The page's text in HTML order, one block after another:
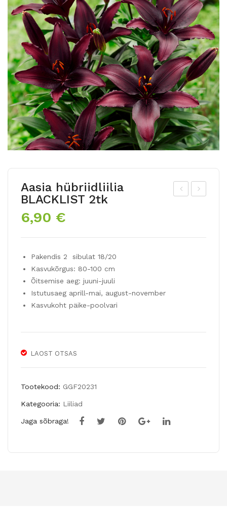
NA
3tk
Aasia hübriidliilia
BLACKLIST 2tk
6,90 €
Pakendis 2 sibulat 18/20
Kasvukõrgus: 80-100 cm
Õitsemise aeg: juuni-juuli
Istutusaeg aprill-mai, august-november
Kasvukoht päike-poolvari
LAOST OTSAS
Tootekood: GGF20231
Kategooria: Liiliad
Jaga sõbraga!